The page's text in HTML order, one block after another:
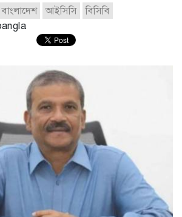
বাংলাদেশ আইসিসি
বিসিবি